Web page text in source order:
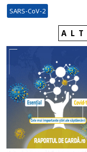
SARS-CoV-2